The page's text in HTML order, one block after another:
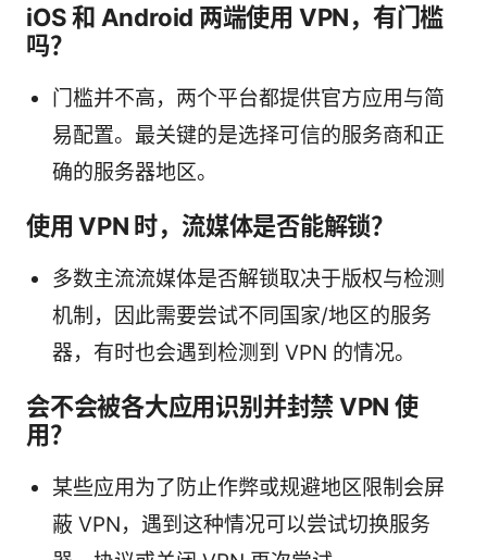
iOS 和 Android 两端使用 VPN，有门槛
吗？
门槛并不高，两个平台都提供官方应用与简
易配置。最关键的是选择可信的服务商和正
确的服务器地区。
使用 VPN 时，流媒体是否能解锁？
多数主流流媒体是否解锁取决于版权与检测
机制，因此需要尝试不同国家/地区的服务
器，有时也会遇到检测到 VPN 的情况。
会不会被各大应用识别并封禁 VPN 使
用？
某些应用为了防止作弊或规避地区限制会屏
蔽 VPN，遇到这种情况可以尝试切换服务